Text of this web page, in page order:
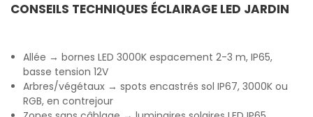
CONSEILS TECHNIQUES ÉCLAIRAGE LED JARDIN
Allée → bornes LED 3000K espacement 2-3 m, IP65,
basse tension 12V
Arbres/végétaux → spots encastrés sol IP67, 3000K ou
RGB, en contrejour